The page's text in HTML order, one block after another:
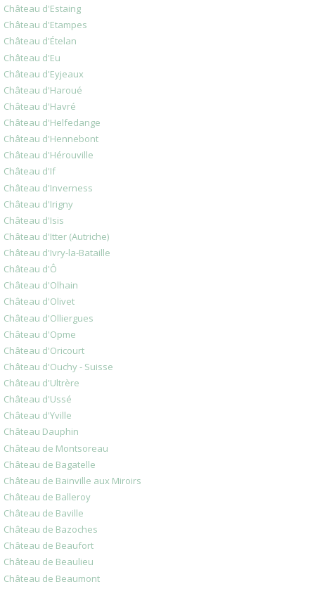
Château d'Estaing
Château d'Etampes
Château d'Ételan
Château d'Eu
Château d'Eyjeaux
Château d'Haroué
Château d'Havré
Château d'Helfedange
Château d'Hennebont
Château d'Hérouville
Château d'If
Château d'Inverness
Château d'Irigny
Château d'Isis
Château d'Itter (Autriche)
Château d'Ivry-la-Bataille
Château d'Ô
Château d'Olhain
Château d'Olivet
Château d'Olliergues
Château d'Opme
Château d'Oricourt
Château d'Ouchy - Suisse
Château d'Ultrère
Château d'Ussé
Château d'Yville
Château Dauphin
Château de Montsoreau
Château de Bagatelle
Château de Bainville aux Miroirs
Château de Balleroy
Château de Baville
Château de Bazoches
Château de Beaufort
Château de Beaulieu
Château de Beaumont